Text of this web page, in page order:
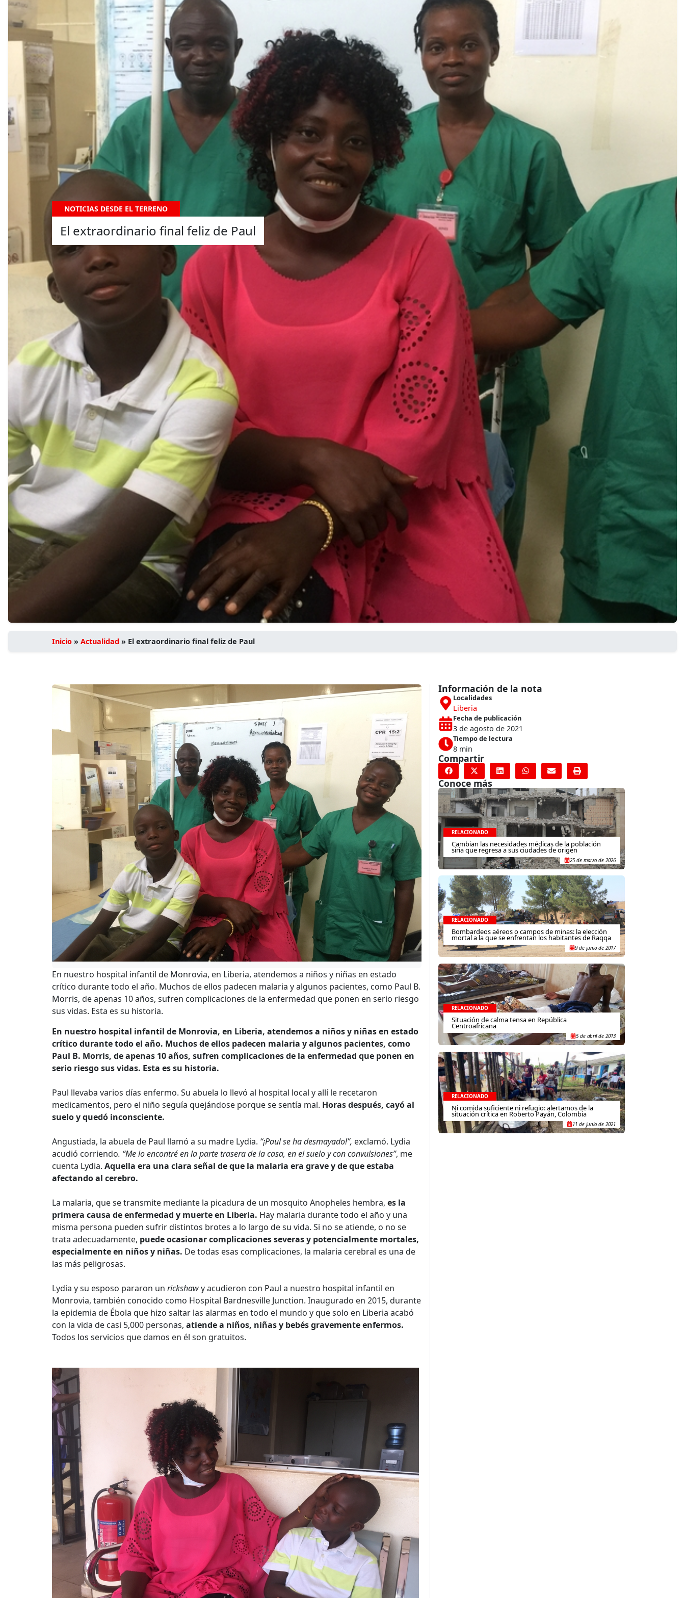
NOTICIAS DESDE EL TERRENO
El extraordinario final feliz de Paul
Inicio » Actualidad » El extraordinario final feliz de Paul
En nuestro hospital infantil de Monrovia, en Liberia, atendemos a niños y niñas en estado
crítico durante todo el año. Muchos de ellos padecen malaria y algunos pacientes, como Paul B.
Morris, de apenas 10 años, sufren complicaciones de la enfermedad que ponen en serio riesgo
sus vidas. Esta es su historia.
En nuestro hospital infantil de Monrovia, en Liberia, atendemos a niños y niñas en estado
crítico durante todo el año. Muchos de ellos padecen malaria y algunos pacientes, como
Paul B. Morris, de apenas 10 años, sufren complicaciones de la enfermedad que ponen en
serio riesgo sus vidas. Esta es su historia.
Paul llevaba varios días enfermo. Su abuela lo llevó al hospital local y allí le recetaron
medicamentos, pero el niño seguía quejándose porque se sentía mal. Horas después, cayó al
suelo y quedó inconsciente.
Angustiada, la abuela de Paul llamó a su madre Lydia. “¡Paul se ha desmayado!”, exclamó. Lydia
acudió corriendo. “Me lo encontré en la parte trasera de la casa, en el suelo y con convulsiones”, me
cuenta Lydia. Aquella era una clara señal de que la malaria era grave y de que estaba
afectando al cerebro.
La malaria, que se transmite mediante la picadura de un mosquito Anopheles hembra, es la
primera causa de enfermedad y muerte en Liberia. Hay malaria durante todo el año y una
misma persona pueden sufrir distintos brotes a lo largo de su vida. Si no se atiende, o no se
trata adecuadamente, puede ocasionar complicaciones severas y potencialmente mortales,
especialmente en niños y niñas. De todas esas complicaciones, la malaria cerebral es una de
las más peligrosas.
Lydia y su esposo pararon un rickshawy acudieron con Paul a nuestro hospital infantil en
Monrovia, también conocido como Hospital Bardnesville Junction. Inaugurado en 2015, durante
la epidemia de Ébola que hizo saltar las alarmas en todo el mundo y que solo en Liberia acabó
con la vida de casi 5,000 personas, atiende a niños, niñas y bebés gravemente enfermos.
Todos los servicios que damos en él son gratuitos.
Información de la nota
Localidades
Liberia
Fecha de publicación
3 de agosto de 2021
Tiempo de lectura
8 min
Compartir
Conoce más
RELACIONADO
Cambian las necesidades médicas de la población
siria que regresa a sus ciudades de origen
25 de marzo de 2026
RELACIONADO
Bombardeos aéreos o campos de minas: la elección
mortal a la que se enfrentan los habitantes de Raqqa
9 de junio de 2017
RELACIONADO
Situación de calma tensa en República
Centroafricana
5 de abril de 2013
RELACIONADO
Ni comida suficiente ni refugio: alertamos de la
situación crítica en Roberto Payán, Colombia
11 de junio de 2021